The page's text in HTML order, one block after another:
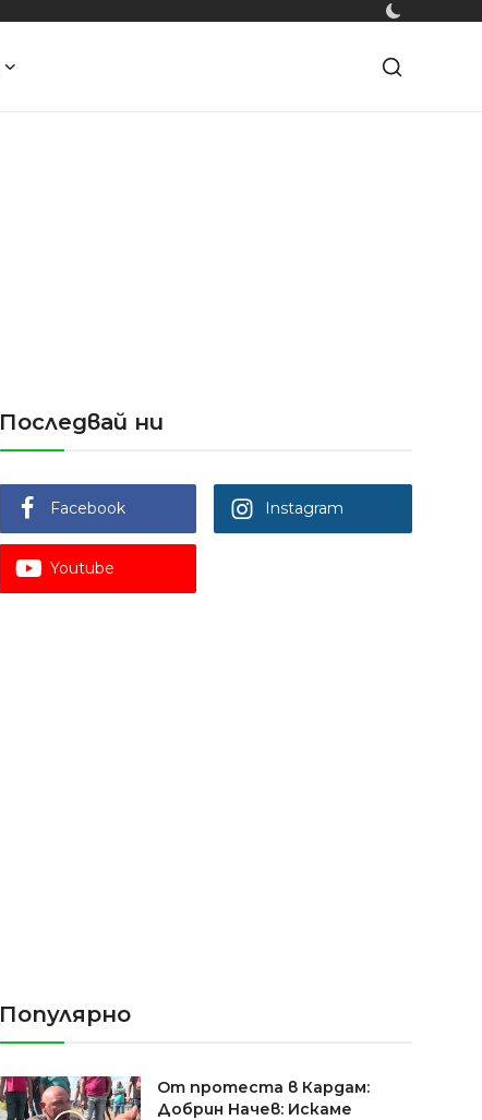
Последвай ни
Facebook Instagram
Youtube
Популярно
От протеста в Кардам:
Добрин Начев: Искаме